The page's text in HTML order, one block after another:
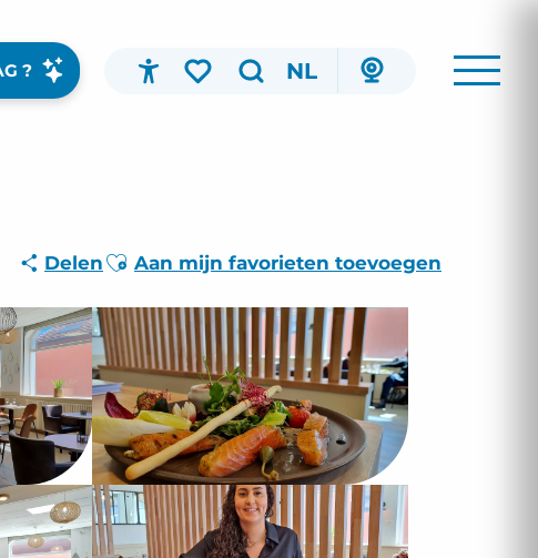
? NL
Delen Ajouter aux favoris
Aan mijn favorieten toevoegen